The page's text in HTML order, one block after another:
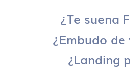
¿Te suena
¿Embudo
¿Landing